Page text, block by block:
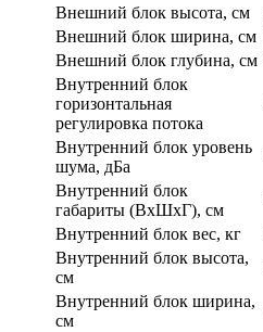
Внешний блок высота, см
Внешний блок ширина, см
Внешний блок глубина, см
Внутренний блок
горизонтальная
регулировка потока
Внутренний блок уровень
шума, дБа
Внутренний блок
габариты (ВхШхГ), см
Внутренний блок вес, кг
Внутренний блок высота,
см
Внутренний блок ширина,
см